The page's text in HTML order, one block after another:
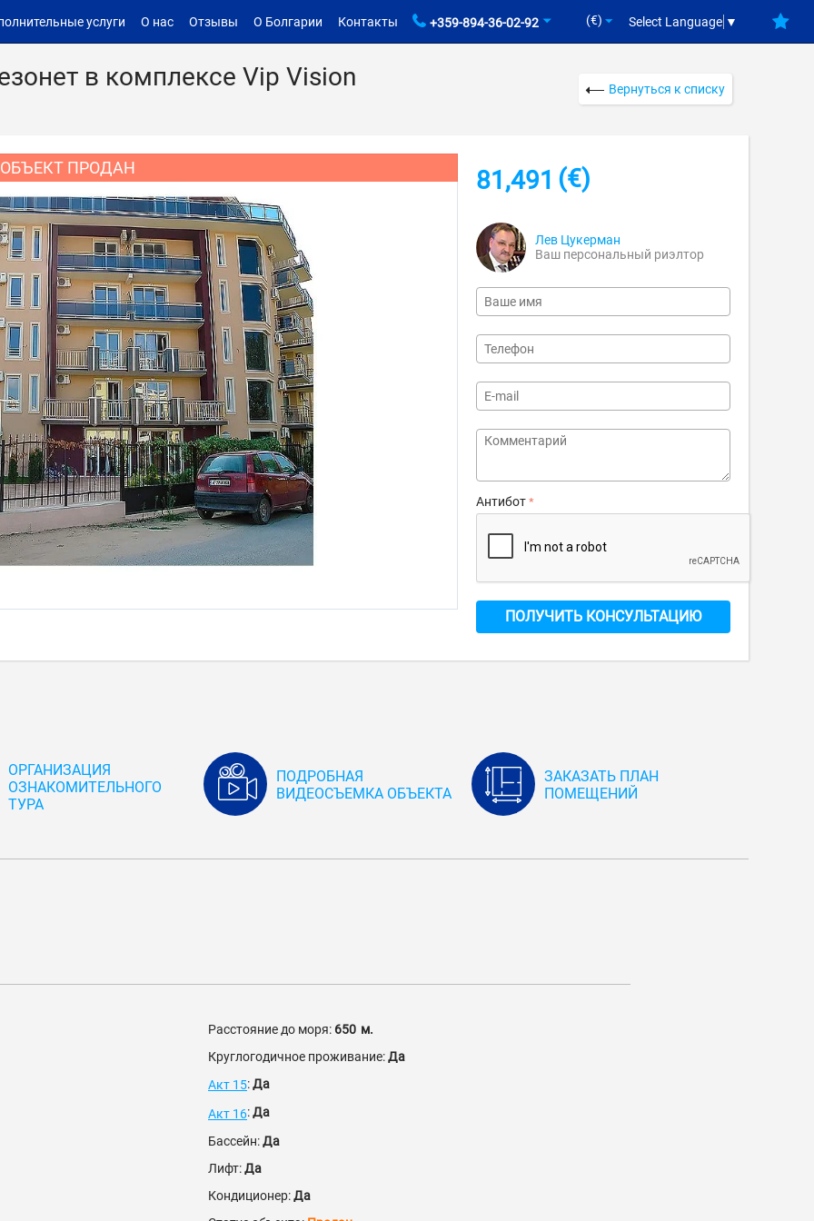
услуги О нас Отзывы О Болгарии Контакты +359-894-36-02-92 (€) Select Language ▼
в комплексе Vip Vision Вернуться к списку
ОБЪЕКТ ПРОДАН 81,491 (€)
Лев Цукерман
Ваш персональный риэлтор
Антибот
ПОЛУЧИТЬ КОНСУЛЬТАЦИЮ
ОРГАНИЗАЦИЯ
ОЗНАКОМИТЕЛЬНОГО
ТУРА
ПОДРОБНАЯ
ВИДЕОСЪЕМКА ОБЪЕКТА
ЗАКАЗАТЬ ПЛАН
ПОМЕЩЕНИЙ
Расстояние до моря: 650 м.
Круглогодичное проживание:Да
Акт 15:Да
Акт 16:Да
Бассейн:Да
Лифт:Да
Кондиционер:Да